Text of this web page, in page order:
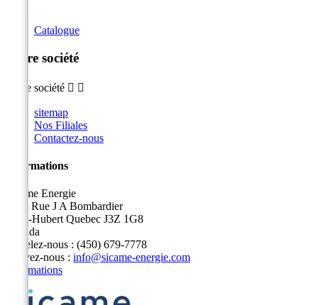
Catalogue
Notre société
Notre société  
sitemap
Nos Filiales
Contactez-nous
Informations
Sicame Energie
5400 Rue J A Bombardier
Saint-Hubert Quebec J3Z 1G8
Canada
Appelez-nous : (450) 679-7778
Écrivez-nous : info@sicame-energie.com
Informations